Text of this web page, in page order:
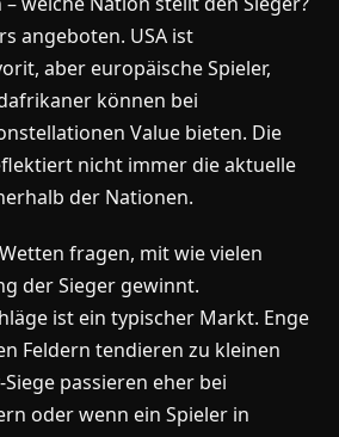
angeboten. USA ist
aber europäische Spieler,
können bei
Value bieten. Die
nicht immer die aktuelle
der Nationen.
fragen, mit wie vielen
der Sieger gewinnt.
ist ein typischer Markt. Enge
Feldern tendieren zu kleinen
passieren eher bei
oder wenn ein Spieler in